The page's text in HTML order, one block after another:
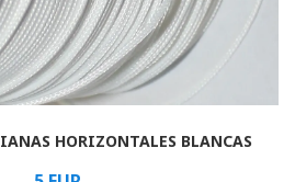
HORIZONTALES BLANCAS